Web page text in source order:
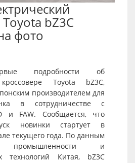
bZ3C
фото
подробности об
Toyota bZ3C,
производителем для
в сотрудничестве с
и FAW. Сообщается, что
новинки стартует в
текущего года. По данным
промышленности и
технологий Китая, bZ3C